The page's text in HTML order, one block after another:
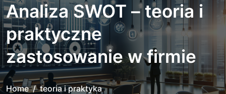
Analiza SWOT – teoria i
praktyczne
zastosowanie w firmie
Home
teoria i praktyka